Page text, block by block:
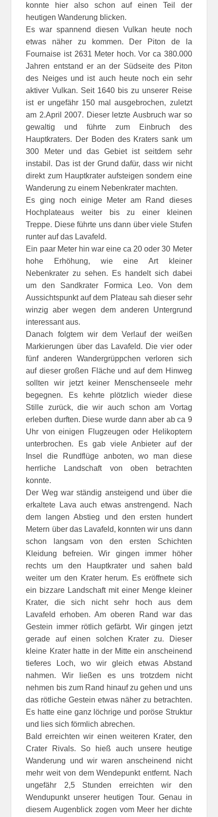
konnte hier also schon auf einen Teil der
heutigen Wanderung blicken.
Es war spannend diesen Vulkan heute noch
etwas näher zu kommen. Der Piton de la
Fournaise ist 2631 Meter hoch. Vor ca 380.000
Jahren entstand er an der Südseite des Piton
des Neiges und ist auch heute noch ein sehr
aktiver Vulkan. Seit 1640 bis zu unserer Reise
ist er ungefähr 150 mal ausgebrochen, zuletzt
am 2.April 2007. Dieser letzte Ausbruch war so
gewaltig und führte zum Einbruch des
Hauptkraters. Der Boden des Kraters sank um
300 Meter und das Gebiet ist seitdem sehr
instabil. Das ist der Grund dafür, dass wir nicht
direkt zum Hauptkrater aufsteigen sondern eine
Wanderung zu einem Nebenkrater machten.
Es ging noch einige Meter am Rand dieses
Hochplateaus weiter bis zu einer kleinen
Treppe. Diese führte uns dann über viele Stufen
runter auf das Lavafeld.
Ein paar Meter hin war eine ca 20 oder 30 Meter
hohe Erhöhung, wie eine Art kleiner
Nebenkrater zu sehen. Es handelt sich dabei
um den Sandkrater Formica Leo. Von dem
Aussichtspunkt auf dem Plateau sah dieser sehr
winzig aber wegen dem anderen Untergrund
interessant aus.
Danach folgtem wir dem Verlauf der weißen
Markierungen über das Lavafeld. Die vier oder
fünf anderen Wandergrüppchen verloren sich
auf dieser großen Fläche und auf dem Hinweg
sollten wir jetzt keiner Menschenseele mehr
begegnen. Es kehrte plötzlich wieder diese
Stille zurück, die wir auch schon am Vortag
erleben durften. Diese wurde dann aber ab ca 9
Uhr von einigen Flugzeugen oder Helikoptern
unterbrochen. Es gab viele Anbieter auf der
Insel die Rundflüge anboten, wo man diese
herrliche Landschaft von oben betrachten
konnte.
Der Weg war ständig ansteigend und über die
erkaltete Lava auch etwas anstrengend. Nach
dem langen Abstieg und den ersten hundert
Metern über das Lavafeld, konnten wir uns dann
schon langsam von den ersten Schichten
Kleidung befreien. Wir gingen immer höher
rechts um den Hauptkrater und sahen bald
weiter um den Krater herum. Es eröffnete sich
ein bizzare Landschaft mit einer Menge kleiner
Krater, die sich nicht sehr hoch aus dem
Lavafeld erhoben. Am oberen Rand war das
Gestein immer rötlich gefärbt. Wir gingen jetzt
gerade auf einen solchen Krater zu. Dieser
kleine Krater hatte in der Mitte ein anscheinend
tieferes Loch, wo wir gleich etwas Abstand
nahmen. Wir ließen es uns trotzdem nicht
nehmen bis zum Rand hinauf zu gehen und uns
das rötliche Gestein etwas näher zu betrachten.
Es hatte eine ganz löchrige und poröse Struktur
und lies sich förmlich abrechen.
Bald erreichten wir einen weiteren Krater, den
Crater Rivals. So hieß auch unsere heutige
Wanderung und wir waren anscheinend nicht
mehr weit von dem Wendepunkt entfernt. Nach
ungefähr 2,5 Stunden erreichten wir den
Wendupunkt unserer heutigen Tour. Genau in
diesem Augenblick zogen vom Meer her dichte